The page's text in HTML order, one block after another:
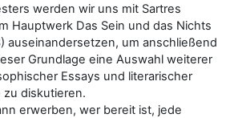
werden wir uns mit Sartres
Hauptwerk Das Sein und das Nichts
auseinandersetzen, um anschließend
Grundlage eine Auswahl weiterer
Essays und literarischer
zu diskutieren.
erwerben, wer bereit ist, jede